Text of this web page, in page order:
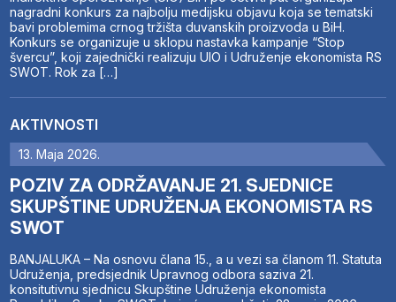
nagradni konkurs za najbolju medijsku objavu koja se tematski
bavi problemima crnog tržišta duvanskih proizvoda u BiH.
Konkurs se organizuje u sklopu nastavka kampanje “Stop
švercu”, koji zajednički realizuju UIO i Udruženje ekonomista RS
SWOT. Rok za […]
AKTIVNOSTI
13. Maja 2026.
POZIV ZA ODRŽAVANJE 21. SJEDNICE
SKUPŠTINE UDRUŽENJA EKONOMISTA RS
SWOT
BANJALUKA – Na osnovu člana 15., a u vezi sa članom 11. Statuta
Udruženja, predsjednik Upravnog odbora saziva 21.
konsitutivnu sjednicu Skupštine Udruženja ekonomista